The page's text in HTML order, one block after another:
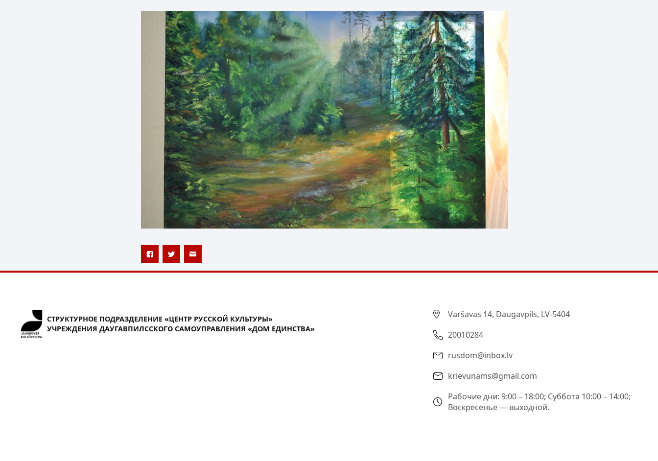
СТРУКТУРНОЕ ПОДРАЗДЕЛЕНИЕ «ЦЕНТР РУССКОЙ КУЛЬТУРЫ»
УЧРЕЖДЕНИЯ ДАУГАВПИЛССКОГО САМОУПРАВЛЕНИЯ «ДОМ ЕДИНСТВА»
Varšavas 14, Daugavpils, LV-5404
20010284
rusdom@inbox.lv
krievunams@gmail.com
Рабочие дни: 9:00 – 18:00; Суббота 10:00 – 14:00;
Воскресенье — выходной.